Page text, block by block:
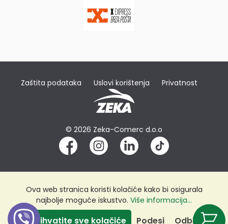
Zaštita podataka Uslovi korištenja Privatnost
© 2026 Zeka-Comerc d.o.o
Ova web stranica koristi kolačiće kako bi osigurala
najbolje moguće iskustvo. Više informacija...
Odbij
Podesi
Prihvatite sve kolačiće